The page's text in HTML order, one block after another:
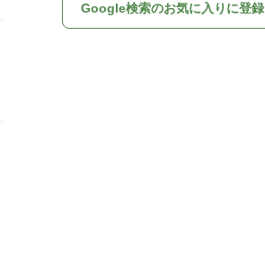
Google検索のお気に入りに登録